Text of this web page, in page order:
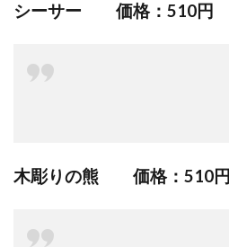
シーサー 価格： 510円
木彫りの熊 価格： 510円